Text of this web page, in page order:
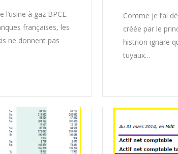
l’usine à gaz BPCE.
françaises, les
ne donnent pas
Comme je l’ai
créée par le
histrion ignare
tuyaux…